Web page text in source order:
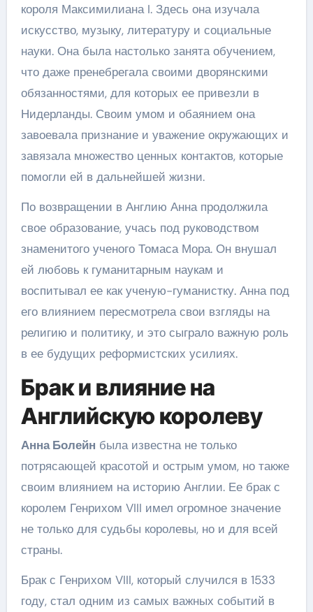
короля Максимилиана I. Здесь она изучала
искусство, музыку, литературу и социальные
науки. Она была настолько занята обучением,
что даже пренебрегала своими дворянскими
обязанностями, для которых ее привезли в
Нидерланды. Своим умом и обаянием она
завоевала признание и уважение окружающих и
завязала множество ценных контактов, которые
помогли ей в дальнейшей жизни.
По возвращении в Англию Анна продолжила
свое образование, учась под руководством
знаменитого ученого Томаса Мора. Он внушал
ей любовь к гуманитарным наукам и
воспитывал ее как ученую-гуманистку. Анна под
его влиянием пересмотрела свои взгляды на
религию и политику, и это сыграло важную роль
в ее будущих реформистских усилиях.
Брак и влияние на
Английскую королеву
Анна Болейн была известна не только
потрясающей красотой и острым умом, но также
своим влиянием на историю Англии. Ее брак с
королем Генрихом VIII имел огромное значение
не только для судьбы королевы, но и для всей
страны.
Брак с Генрихом VIII, который случился в 1533
году, стал одним из самых важных событий в